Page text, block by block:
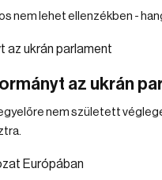
nem lehet ellenzékben -
az ukrán
nem született